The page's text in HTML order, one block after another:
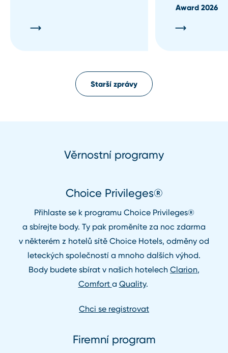
Award 2026
Starší zprávy
Věrnostní programy
Choice Privileges®
Přihlaste se k programu Choice Privileges®
a sbírejte body. Ty pak proměníte za noc zdarma
v některém z hotelů sítě Choice Hotels, odměny od
leteckých společností a mnoho dalších výhod.
Body budete sbírat v našich hotelech Clarion,
Comfort a Quality.
Chci se registrovat
Firemní program